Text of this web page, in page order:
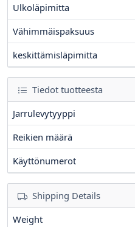
Ulkoläpimitta
Vähimmäispaksuus
keskittämisläpimitta
Tiedot tuotteesta
Jarrulevytyyppi
Reikien määrä
Käyttönumerot
Shipping Details
Weight